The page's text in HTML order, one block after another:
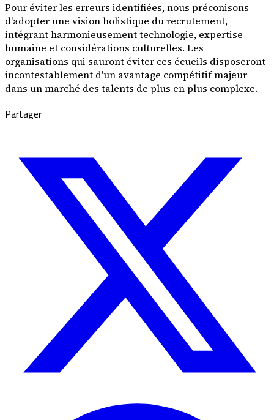
Pour éviter les erreurs identifiées, nous préconisons
d'adopter une vision holistique du recrutement,
intégrant harmonieusement technologie, expertise
humaine et considérations culturelles. Les
organisations qui sauront éviter ces écueils disposeront
incontestablement d'un avantage compétitif majeur
dans un marché des talents de plus en plus complexe.
Partager